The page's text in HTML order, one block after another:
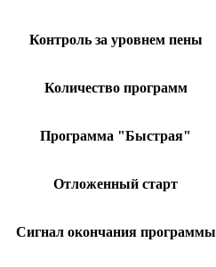
Контроль за уровнем пены
Количество программ
Программа "Быстрая"
Отложенный старт
Сигнал окончания программы